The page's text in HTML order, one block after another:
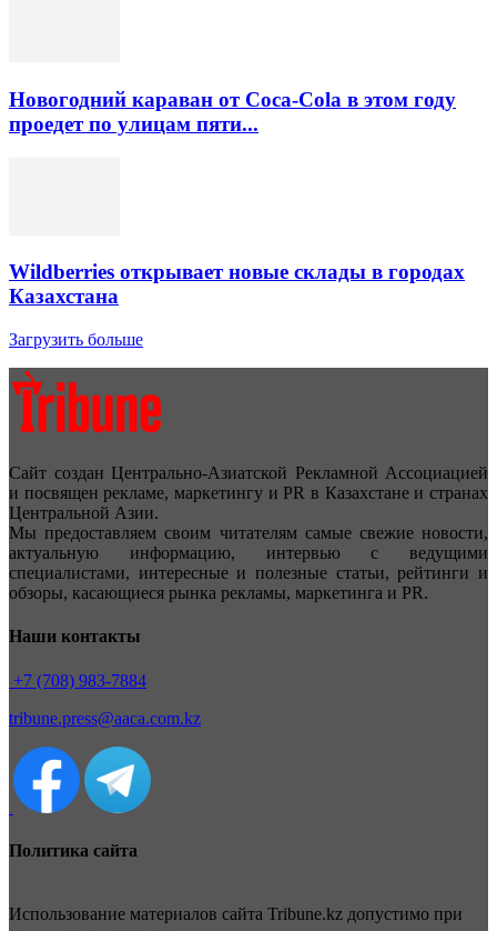
Новогодний караван от Coca-Cola в этом году
проедет по улицам пяти...
Wildberries открывает новые склады в городах
Казахстана
Загрузить больше
Сайт создан Центрально-Азиатской Рекламной Ассоциацией
и посвящен рекламе, маркетингу и PR в Казахстане и странах
Центральной Азии.
Мы предоставляем своим читателям самые свежие новости,
актуальную информацию, интервью с ведущими
специалистами, интересные и полезные статьи, рейтинги и
обзоры, касающиеся рынка рекламы, маркетинга и PR.
Наши контакты
+7 (708) 983-7884
tribune.press@aaca.com.kz
Политика сайта
Использование материалов сайта Tribune.kz допустимо при